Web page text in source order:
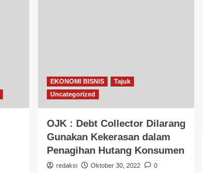
EKONOMI BISNIS
Tajuk
Uncategorized
OJK : Debt Collector Dilarang
Gunakan Kekerasan dalam
Penagihan Hutang Konsumen
redaksi Oktober 30, 2022 0